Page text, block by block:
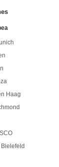
Haag